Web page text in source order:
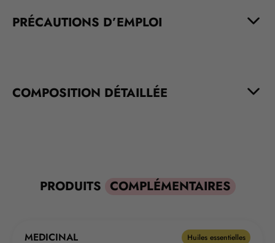
PRÉCAUTIONS D’EMPLOI
COMPOSITION DÉTAILLÉE
PRODUITS COMPLÉMENTAIRES
MEDICINAL Huiles essentielles